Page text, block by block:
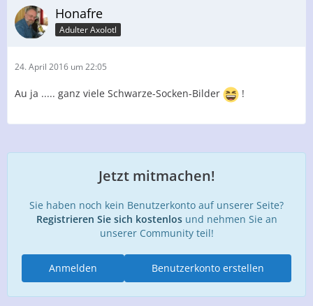
Honafre
Adulter Axolotl
24. April 2016 um 22:05
Au ja ..... ganz viele Schwarze-Socken-Bilder !
Jetzt mitmachen!
Sie haben noch kein Benutzerkonto auf unserer Seite?
Registrieren Sie sich kostenlosund nehmen Sie an
unserer Community teil!
Benutzerkonto erstellen
Anmelden